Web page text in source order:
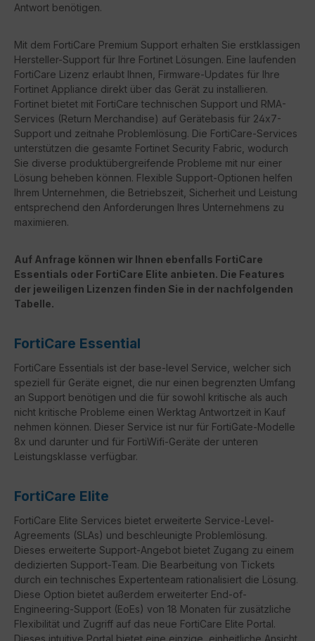
Antwort benötigen.
Mit dem FortiCare Premium Support erhalten Sie erstklassigen
Hersteller-Support für Ihre Fortinet Lösungen. Eine laufenden
FortiCare Lizenz erlaubt Ihnen, Firmware-Updates für Ihre
Fortinet Appliance direkt über das Gerät zu installieren.
Fortinet bietet mit FortiCare technischen Support und RMA-
Services (Return Merchandise) auf Gerätebasis für 24x7-
Support und zeitnahe Problemlösung. Die FortiCare-Services
unterstützen die gesamte Fortinet Security Fabric, wodurch
Sie diverse produktübergreifende Probleme mit nur einer
Lösung beheben können. Flexible Support-Optionen helfen
Ihrem Unternehmen, die Betriebszeit, Sicherheit und Leistung
entsprechend den Anforderungen Ihres Unternehmens zu
maximieren.
Auf Anfrage können wir Ihnen ebenfalls FortiCare
Essentials oder FortiCare Elite anbieten. Die Features
der jeweiligen Lizenzen finden Sie in der nachfolgenden
Tabelle.
FortiCare Essential
FortiCare Essentials ist der base-level Service, welcher sich
speziell für Geräte eignet, die nur einen begrenzten Umfang
an Support benötigen und die für sowohl kritische als auch
nicht kritische Probleme einen Werktag Antwortzeit in Kauf
nehmen können. Dieser Service ist nur für FortiGate-Modelle
8x und darunter und für FortiWifi-Geräte der unteren
Leistungsklasse verfügbar.
FortiCare Elite
FortiCare Elite Services bietet erweiterte Service-Level-
Agreements (SLAs) und beschleunigte Problemlösung.
Dieses erweiterte Support-Angebot bietet Zugang zu einem
dedizierten Support-Team. Die Bearbeitung von Tickets
durch ein technisches Expertenteam rationalisiert die Lösung.
Diese Option bietet außerdem erweiterter End-of-
Engineering-Support (EoEs) von 18 Monaten für zusätzliche
Flexibilität und Zugriff auf das neue FortiCare Elite Portal.